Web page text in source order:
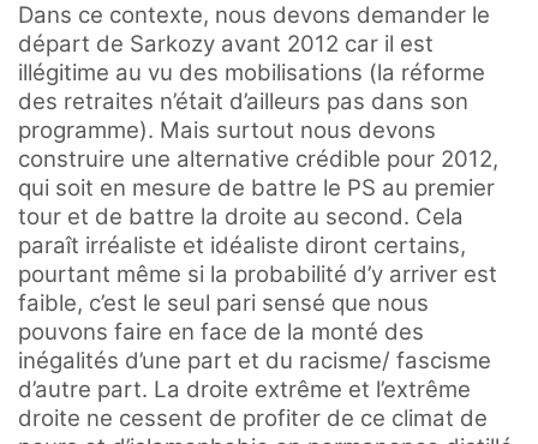
Dans ce contexte, nous devons demander le
départ de Sarkozy avant 2012 car il est
illégitime au vu des mobilisations (la réforme
des retraites n’était d’ailleurs pas dans son
programme). Mais surtout nous devons
construire une alternative crédible pour 2012,
qui soit en mesure de battre le PS au premier
tour et de battre la droite au second. Cela
paraît irréaliste et idéaliste diront certains,
pourtant même si la probabilité d’y arriver est
faible, c’est le seul pari sensé que nous
pouvons faire en face de la monté des
inégalités d’une part et du racisme/ fascisme
d’autre part. La droite extrême et l’extrême
droite ne cessent de profiter de ce climat de